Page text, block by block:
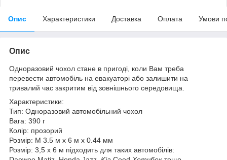
Опис Характеристики Доставка Оплата Умови
Опис
Одноразовий чохол стане в пригоді, коли Вам треба
перевести автомобіль на евакуаторі або залишити на
тривалий час закритим від зовнішнього середовища.
Характеристики:
Тип: Одноразовий автомобільний чохол
Вага: 390 г
Колір: прозорий
Розмір: М 3.5 м х 6 м х 0.44 мм
Розмір: 3,5 х 6 м підходить для таких автомобілів: